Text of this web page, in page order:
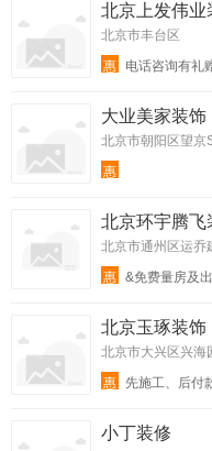
北京上发伟业
北京市丰台区
惠
电话咨询有礼
大业美家装饰
北京市朝阳区望京
惠
北京环宇腾飞
北京市通州区运乔
惠
&免费量房及
北京玉琢装饰
北京市大兴区兴海
惠
先施工、后付
小丁装修